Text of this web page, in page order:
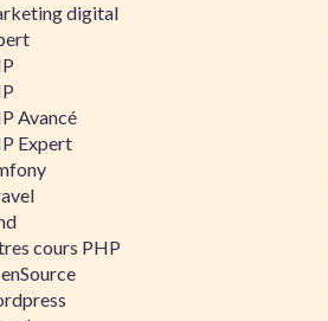
digital
Avancé
Expert
cours PHP